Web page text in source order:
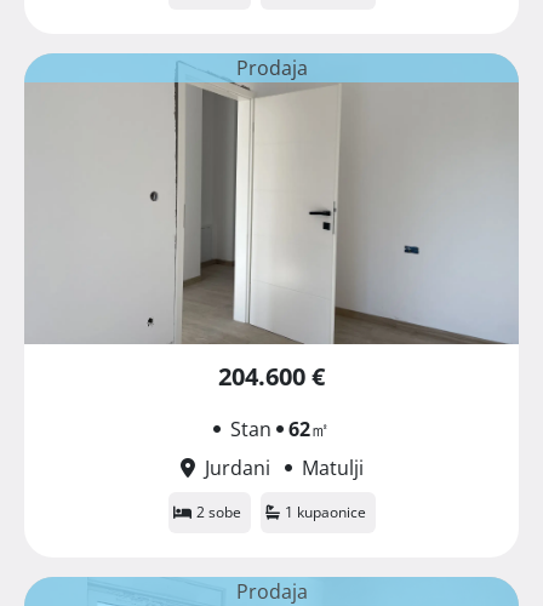
Prodaja
204.600 €
Stan 62㎡
Jurdani
Matulji
2 sobe 1 kupaonice
Prodaja